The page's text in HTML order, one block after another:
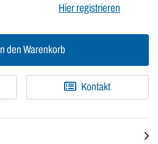
Hier registrieren
In den Warenkorb
Kontakt